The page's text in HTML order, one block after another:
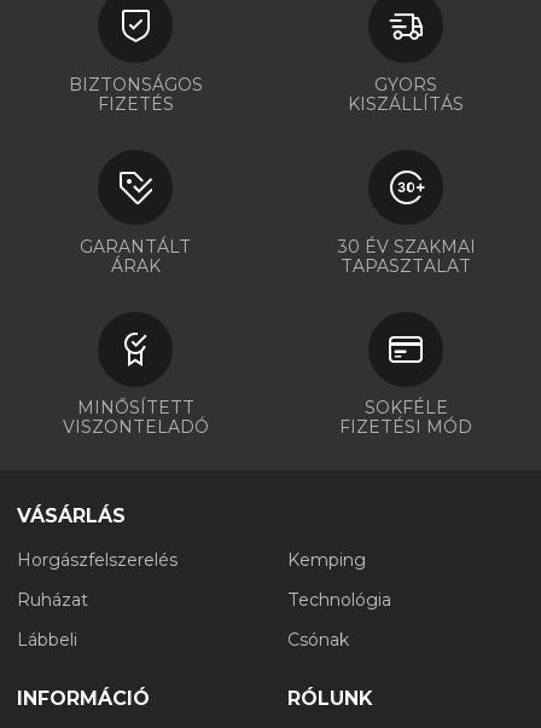
BIZTONSÁGOS
FIZETÉS
GYORS
KISZÁLLÍTÁS
GARANTÁLT
ÁRAK
30 ÉV SZAKMAI
TAPASZTALAT
MINŐSÍTETT
VISZONTELADÓ
SOKFÉLE
FIZETÉSI MÓD
VÁSÁRLÁS
Horgászfelszerelés
Ruházat
Lábbeli
Kemping
Technológia
Csónak
INFORMÁCIÓ RÓLUNK